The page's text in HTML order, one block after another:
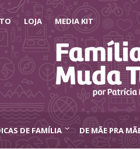
LOJA MEDIA KIT
DE FAMÍLIA DE MÃE PRA